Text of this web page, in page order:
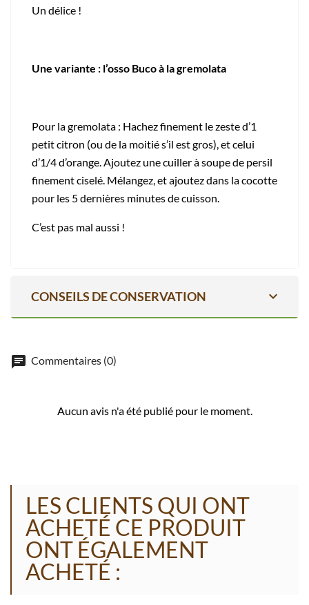
Un délice !
Une variante : l’osso Buco à la gremolata
Pour la gremolata : Hachez finement le zeste d’1
petit citron (ou de la moitié s’il est gros), et celui
d’1/4 d’orange. Ajoutez une cuiller à soupe de persil
finement ciselé. Mélangez, et ajoutez dans la cocotte
pour les 5 dernières minutes de cuisson.
C’est pas mal aussi !
expand_more
CONSEILS DE CONSERVATION
Commentaires (0)
Aucun avis n'a été publié pour le moment.
LES CLIENTS QUI ONT
ACHETÉ CE PRODUIT
ONT ÉGALEMENT
ACHETÉ :